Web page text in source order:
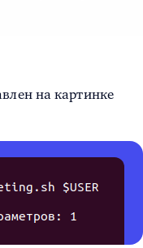
на картинке